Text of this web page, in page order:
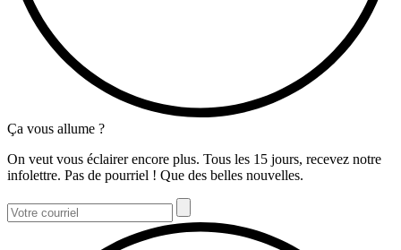
Ça vous allume ?
On veut vous éclairer encore plus. Tous les 15 jours, recevez notre
infolettre. Pas de pourriel ! Que des belles nouvelles.